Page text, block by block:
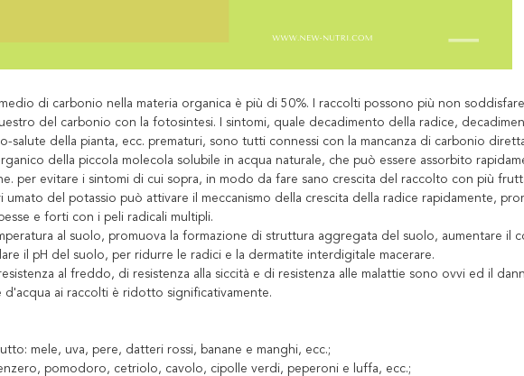
di carbonio nella materia organica è più di 50%. I raccolti possono più non
del carbonio con la fotosintesi. I sintomi, quale decadimento della radice,
salute della pianta, ecc. prematuri, sono tutti connessi con la mancanza di carbonio
della piccola molecola solubile in acqua naturale, che può essere assorbito
per evitare i sintomi di cui sopra, in modo da fare sano crescita del raccolto con più
umato del potassio può attivare il meccanismo della crescita della radice rapidamente,
e forti con i peli radicali multipli.
al suolo, promuova la formazione di struttura aggregata del suolo, aumentare il
il pH del suolo, per ridurre le radici e la dermatite interdigitale macerare.
al freddo, di resistenza alla siccità e di resistenza alle malattie sono ovvi ed il
d'acqua ai raccolti è ridotto significativamente.
mele, uva, pere, datteri rossi, banane e manghi, ecc.;
pomodoro, cetriolo, cavolo, cipolle verdi, peperoni e luffa, ecc.;